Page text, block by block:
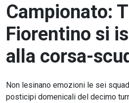
Campionato:
Fiorentino si
alla corsa-
Non lesinano emozioni le sei
posticipi domenicali del decimo